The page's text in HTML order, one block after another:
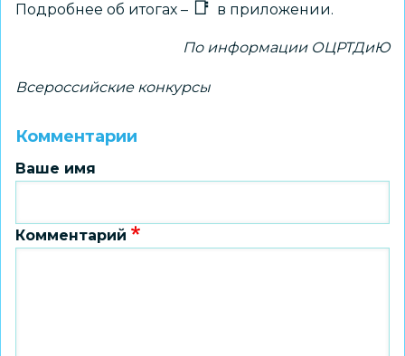
Подробнее об итогах – в приложении.
По информации ОЦРТДиЮ
Всероссийские конкурсы
Комментарии
Ваше имя
Комментарий